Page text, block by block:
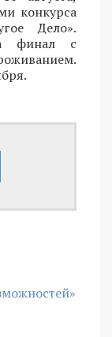
конкурса
Дело».
финал с